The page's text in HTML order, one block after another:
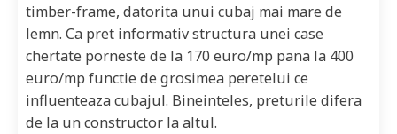
timber-frame, datorita unui cubaj mai mare de
lemn. Ca pret informativ structura unei case
chertate porneste de la 170 euro/mp pana la 400
euro/mp functie de grosimea peretelui ce
influenteaza cubajul. Bineinteles, preturile difera
de la un constructor la altul.